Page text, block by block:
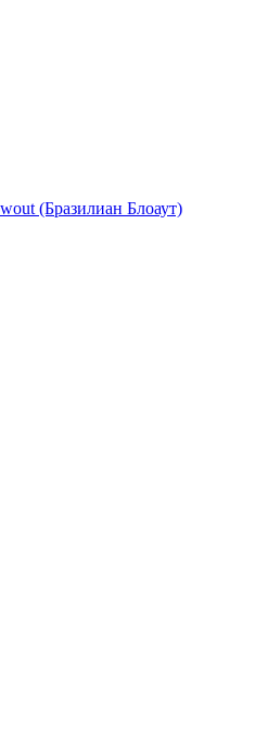
(Бразилиан Блоаут)